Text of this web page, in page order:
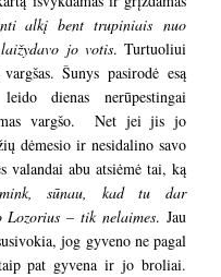
alkį bent trupiniais nuo
jo votis. Turtuoliui
Šunys pasirodė esą
dienas nerūpestingai
vargšo. Net jei jis jo
dėmesio ir nesidalino savo
valandai abu atsiėmė tai, ką
sūnau, kad tu dar
Lozorius – tik nelaimes. Jau
jog gyveno ne pagal
pat gyvena ir jo broliai.